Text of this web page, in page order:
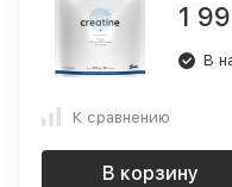
1
В
К сравнению
В корзину